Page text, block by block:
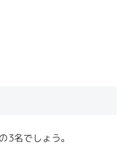
3名でしょう。